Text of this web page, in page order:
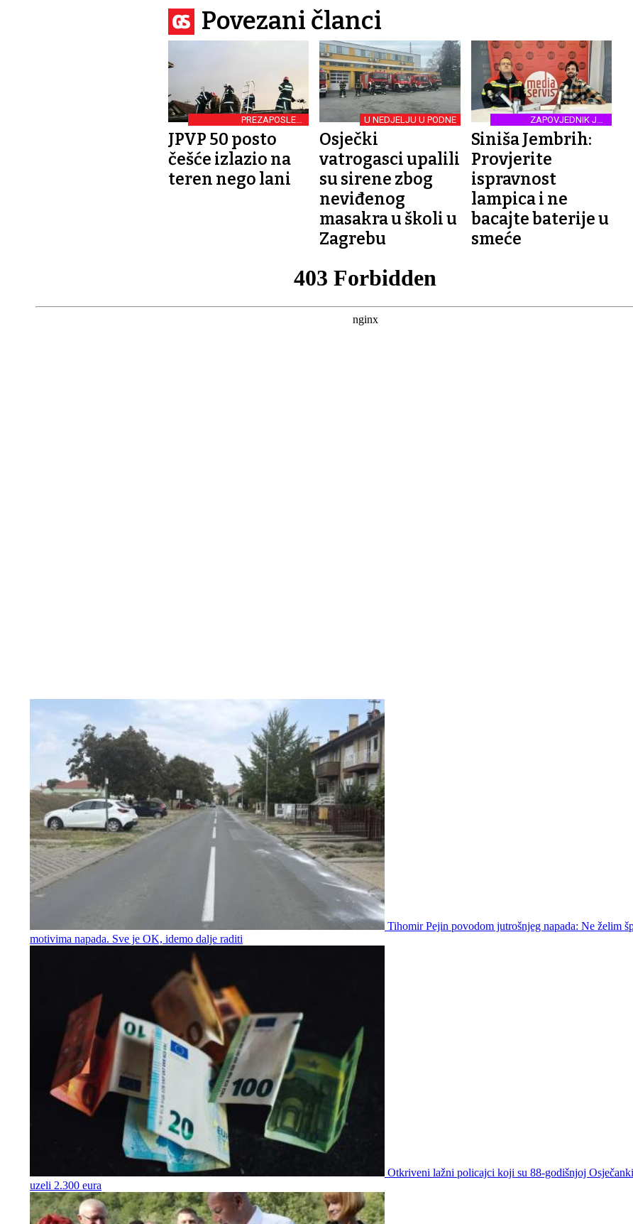
Povezani članci
PREZAPOSLENI
VATROGASCI
JPVP 50 posto
češće izlazio na
teren nego lani
U NEDJELJU U PODNE
Osječki
vatrogasci upalili
su sirene zbog
neviđenog
masakra u školi u
Zagrebu
ZAPOVJEDNIK JVP
ZAGREB
Siniša Jembrih:
Provjerite
ispravnost
lampica i ne
bacajte baterije u
smeće
Tihomir Pejin povodom jutrošnjeg napada: Ne želim
motivima napada. Sve je OK, idemo dalje raditi
Otkriveni lažni policajci koji su 88-godišnjoj
uzeli 2.300 eura